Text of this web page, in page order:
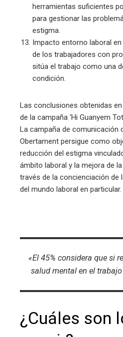
herramientas suficientes
para gestionar las
estigma.
Impacto entorno laboral en
de los trabajadores con
sitúa el trabajo como una
condición.
Las conclusiones obtenidas
de la campaña ‘Hi Guanyem
La campaña de comunicación
Obertament persigue como
reducción del estigma
ámbito laboral y la mejora de
través de la concienciación de
del mundo laboral en particular.
«El 45% considera que si
salud mental en el
¿Cuáles son